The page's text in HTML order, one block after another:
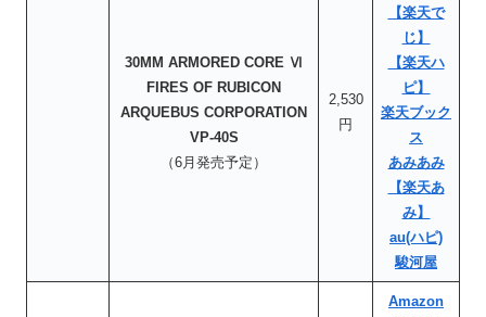
30MM ARMORED CORE Ⅵ
FIRES OF RUBICON
ARQUEBUS CORPORATION
VP-40S
（6月発売予定）
2,530
円
【楽天で
じ】
【楽天ハ
ピ】
楽天ブック
ス
あみあみ
【楽天あ
み】
au(ハピ)
駿河屋
Amazon